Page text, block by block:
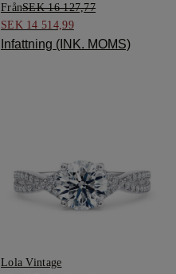
FrånSEK 16 127,77
SEK 14 514,99
Infattning (INK. MOMS)
Lola Vintage